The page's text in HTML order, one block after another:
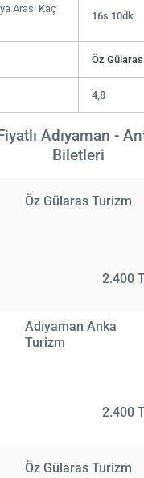
Arası Kaç
16s 10dk
Öz
4,8
Adıyaman -
Biletleri
Öz Gülaras Turizm
2.400
Adıyaman Anka
Turizm
2.400
Öz Gülaras Turizm